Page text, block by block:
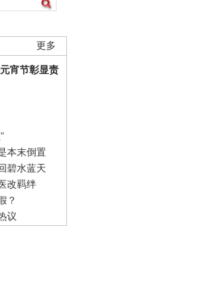
更多
宵节彰显责
本末倒置
碧水蓝天
改羁绊
？
议